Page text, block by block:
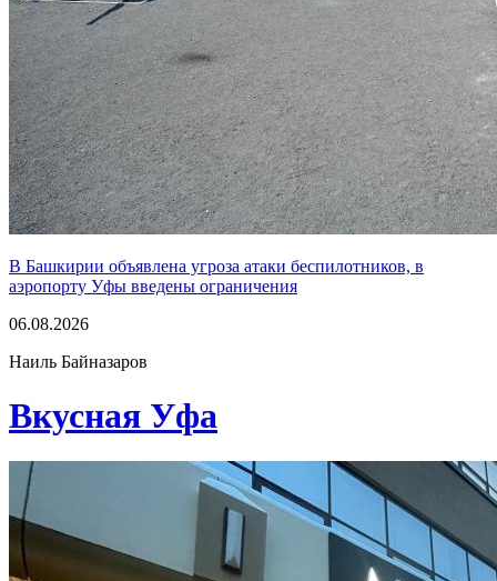
В Башкирии объявлена угроза атаки беспилотников, в
аэропорту Уфы введены ограничения
06.08.2026
Наиль Байназаров
Вкусная Уфа